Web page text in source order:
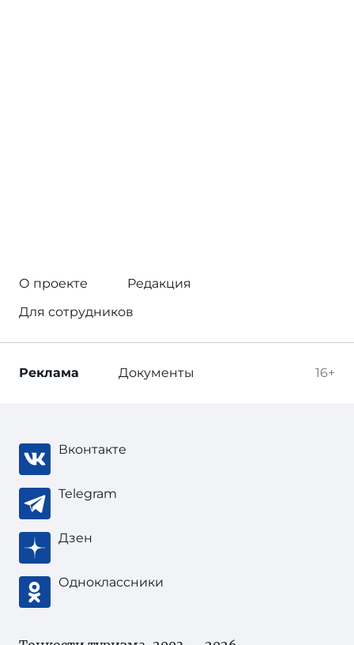
О проекте
Редакция
Для сотрудников
16+
Реклама Документы
Вконтакте
Telegram
Дзен
Одноклассники